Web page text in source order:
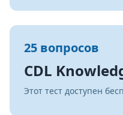
25 вопросов
CDL
Этот тест доступен